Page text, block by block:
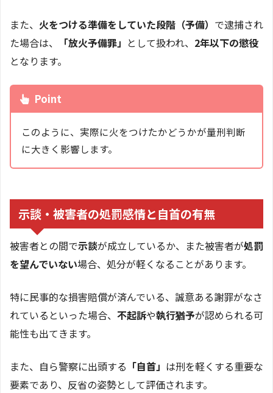
また、 火をつける準備をしていた段階（予備） で逮捕され
た場合は、
「放火予備罪」 として扱われ、 2年以下の懲役
となります。
Point
このように、実際に火をつけたかどうかが量刑判断
に大きく影響します。
示談・被害者の処罰感情と自首の有無
被害者との間で示談が成立しているか、また被害者が処罰
を望んでいない場合、処分が軽くなることがあります。
特に民事的な損害賠償が済んでいる、誠意ある謝罪がなさ
れているといった場合、 不起訴や執行猶予が認められる可
能性も出てきます。
また、自ら警察に出頭する 「自首」 は刑を軽くする重要な
要素であり、反省の姿勢として評価されます。